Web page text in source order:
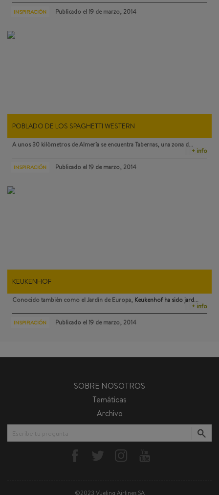
INSPIRACIÓN Publicado el 19 de marzo, 2014
POBLADO DE LOS SPAGHETTI WESTERN
A unos 30 kilómetros de Almería se encuentra Tabernas, una zona d…
+ info
INSPIRACIÓN Publicado el 19 de marzo, 2014
KEUKENHOF
Conocido también como el Jardín de Europa, Keukenhofha sido jard…
+ info
INSPIRACIÓN Publicado el 19 de marzo, 2014
SOBRE NOSOTROS
Temáticas
Archivo
Escribe tu pregunta
©2023 Vueling Airlines SA